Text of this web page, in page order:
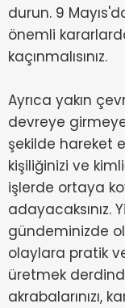
durun. 9
önemli
kaçınmalısınız.
Ayrıca yakın
devreye
şekilde hareket
kişiliğinizi ve
işlerde ortaya
adayacaksınız.
gündeminizde
olaylara pratik
üretmek
akrabalarınızı,